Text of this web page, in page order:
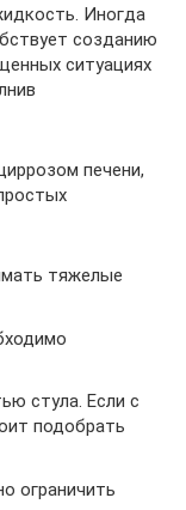
Иногда
созданию
ситуациях
печени,
тяжелые
стула. Если с
подобрать
ограничить